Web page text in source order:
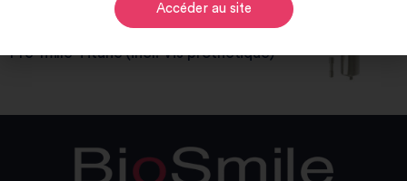
Pré-mille Titane (incl. Vis prothétique)
Accéder au site